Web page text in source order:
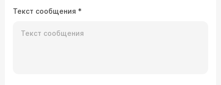
Текст сообщения *